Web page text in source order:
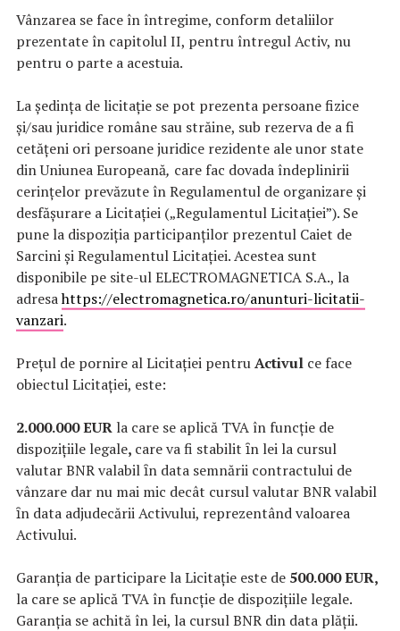
Vânzarea se face în întregime, conform detaliilor
prezentate în capitolul II, pentru întregul Activ, nu
pentru o parte a acestuia.
La ședința de licitație se pot prezenta persoane fizice
și/sau juridice române sau străine, sub rezerva de a fi
cetățeni ori persoane juridice rezidente ale unor state
din Uniunea Europeană, care fac dovada îndeplinirii
cerințelor prevăzute în Regulamentul de organizare și
desfășurare a Licitației („Regulamentul Licitației”). Se
pune la dispoziția participanților prezentul Caiet de
Sarcini și Regulamentul Licitației. Acestea sunt
disponibile pe site-ul ELECTROMAGNETICA S.A., la
adresahttps://electromagnetica.ro/anunturi-licitatii-
vanzari.
Prețul de pornire al Licitației pentru Activul ce face
obiectul Licitației, este:
2.000.000 EUR la care se aplică TVA în funcție de
dispozițiile legale, care va fi stabilit ȋn lei la cursul
valutar BNR valabil ȋn data semnării contractului de
vânzare dar nu mai mic decât cursul valutar BNR valabil
ȋn data adjudecării Activului, reprezentând valoarea
Activului.
Garanția de participare la Licitație este de 500.000 EUR,
la care se aplică TVA în funcție de dispozițiile legale.
Garanția se achită în lei, la cursul BNR din data plății.